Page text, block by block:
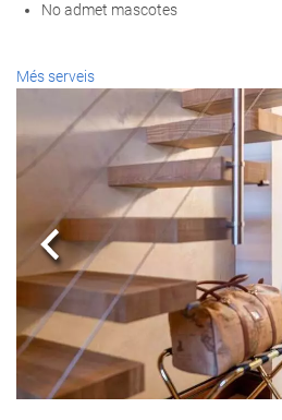
No admet mascotes
Serveis de recepci?
Recepció 24 hores
Guardaequipatges
Menjar i beguda
Bar
Internet
WiFi gratuït
Més serveis
Anterior